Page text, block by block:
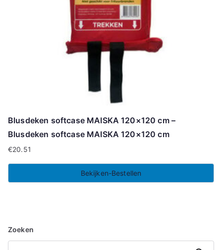
Blusdeken softcase MAISKA 120×120 cm –
Blusdeken softcase MAISKA 120×120 cm
€20.51
Bekijken-Bestellen
Zoeken